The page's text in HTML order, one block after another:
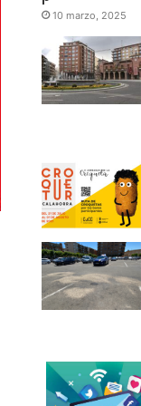
10 marzo, 2025